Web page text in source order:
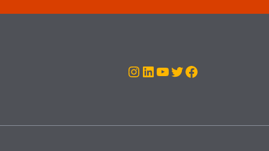
Instagram
LinkedIn
YouTube
Twitter
Facebook